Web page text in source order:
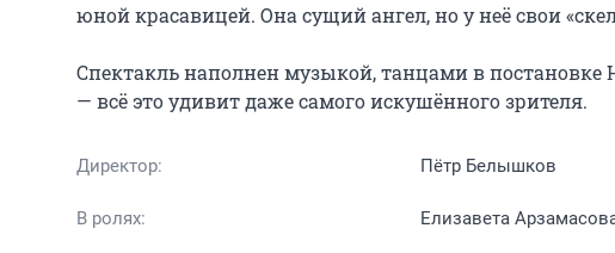
юной красавицей. Она сущий ангел, но у неё свои
Спектакль наполнен музыкой, танцами в
— всё это удивит даже самого искушённого зрителя.
Директор: Пётр Белышков
В ролях: Елизавета